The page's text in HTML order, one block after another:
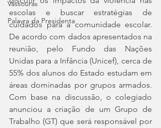
Vassouras
Palavra da Presidenta
escolas e buscar estratégias de
cuidados para a comunidade escolar.
De acordo com dados apresentados na
reunião, pelo Fundo das Nações
Unidas para a Infância (Unicef), cerca de
55% dos alunos do Estado estudam em
áreas dominadas por grupos armados.
Com base na discussão, o colegiado
anunciou a criação de um Grupo de
Trabalho (GT) que será responsável por